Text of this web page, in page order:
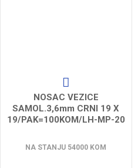
NOSAC VEZICE
SAMOL.3,6mm CRNI 19 X
19/PAK=100KOM/LH-MP-20
NA STANJU 54000 KOM